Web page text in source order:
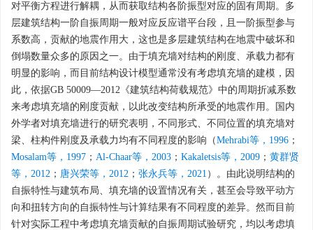
对平衡方程进行解耦，从而获取结构各阶振型对应的固有周期。多
层建筑结构一阶自振周期一般对应反应谱平台段，且一阶振型参与
系数高，贡献的地震作用大，这也是多层建筑结构在地震中破坏和
倒塌数量众多的原因之一。由于填充墙对结构的刚度、承载力都有
明显的影响，而目前结构设计模型通常没有考虑填充墙的建模，因
此，依据GB 50009—2012《建筑结构荷载规范》中的周期折减系数
来考虑填充墙的刚度贡献，以此改变结构所承受的地震作用。国内
外学者对填充墙进行的研究表明，不同形式、不同位置的填充墙对
梁、柱构件刚度及承载力均有不同程度的影响（Mehrabi等，1996 ；
Mosalam等，1997 ； Al-Chaar等，2003 ； Kakaletsis等，2009 ； 黄群贤
等，2012 ； 唐兴荣等，2012 ； 张永兵等，2021 ）。由此说明结构的
自振特性与建筑布局、填充墙的设置情况有关，甚至会导致平动方
向和扭转方向的自振特性与计算结果有不同程度的差异。然而目前
针对实际工程中考虑填充墙贡献的自振周期试验研究，均以考虑填